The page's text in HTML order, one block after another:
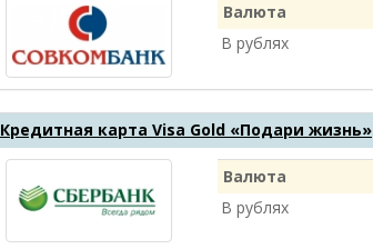
Валюта
В рублях
Кредитная карта Visa Gold «Подари жизнь»
Валюта
В рублях